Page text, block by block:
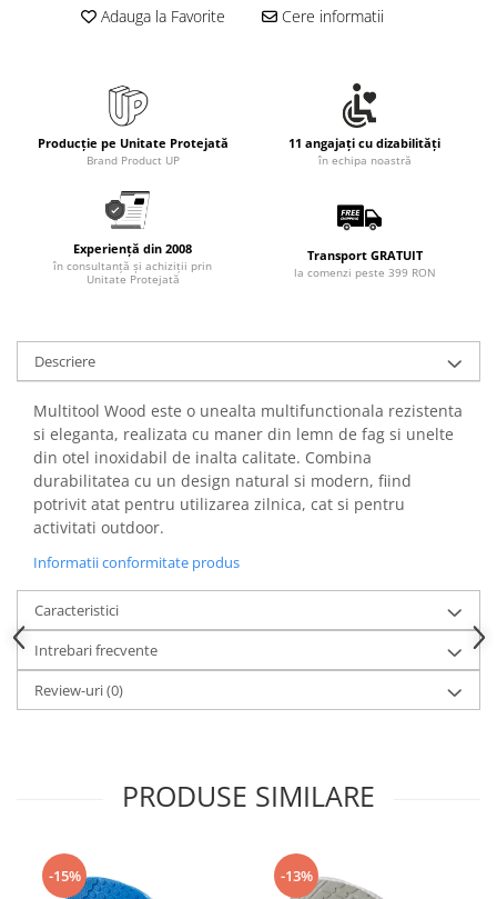
Articole pentru baie
Maturi, mopuri si galeti
Hartie igienica, prosoape hartie si
dispensere
Articole pentru rufe, casa,
geamuri, mobila
Articole pentru birou, suprafete,
pardoseli
Saci de gunoi
Accesorii pentru curatenie
Tipografie si stampile
Formulare tipizate
Caiete si blocnotesuri
personalizate
Stampile, tusiere si tus
Protectia muncii si Imbracaminte
Imbracaminte
Tricouri
Bluze & Pulovere
Camasi
Pantaloni
Veste
Reflectorizante
Adauga la Favorite Cere informatii
Producție pe Unitate Protejată
Brand Product UP
11 angajați cu dizabilități
în echipa noastră
Experiență din 2008
în consultanță și achiziții prin
Unitate Protejată
Transport GRATUIT
la comenzi peste 399 RON
Descriere
Multitool Wood este o unealta multifunctionala rezistenta
si eleganta, realizata cu maner din lemn de fag si unelte
din otel inoxidabil de inalta calitate. Combina
durabilitatea cu un design natural si modern, fiind
potrivit atat pentru utilizarea zilnica, cat si pentru
activitati outdoor.
Informatii conformitate produs
Caracteristici
Intrebari frecvente
Review-uri(0)
PRODUSE SIMILARE
-15% -13%